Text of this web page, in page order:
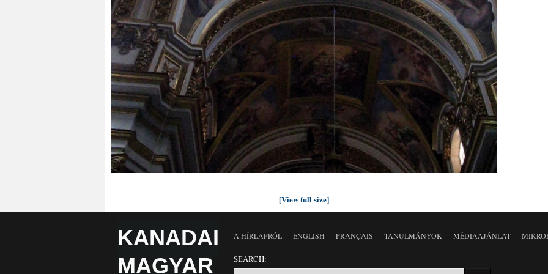
[View full size]
KANADAI
MAGYAR
A HÍRLAPRÓL ENGLISH FRANÇAIS TANULMÁNYOK MÉDIAAJÁNLAT
SEARCH: